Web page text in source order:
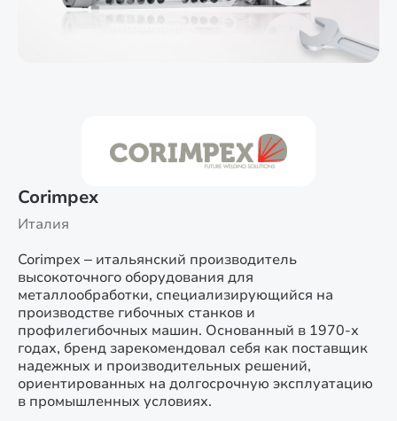
Corimpex
Италия
Corimpex – итальянский производитель
высокоточного оборудования для
металлообработки, специализирующийся на
производстве гибочных станков и
профилегибочных машин. Основанный в 1970-х
годах, бренд зарекомендовал себя как поставщик
надежных и производительных решений,
ориентированных на долгосрочную эксплуатацию
в промышленных условиях.